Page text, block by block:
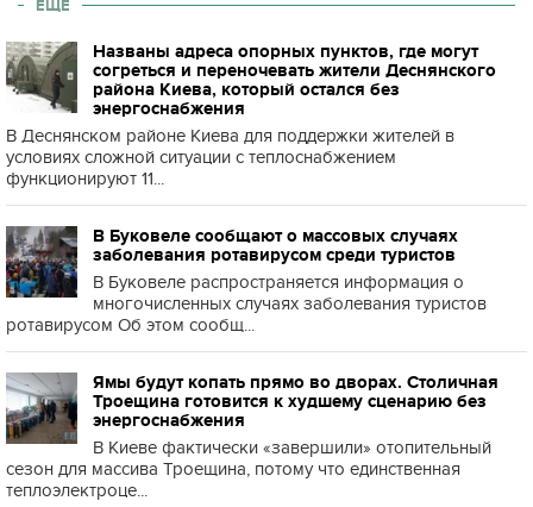
ЕЩЕ
Названы адреса опорных пунктов, где могут
согреться и переночевать жители Деснянского
района Киева, который остался без
энергоснабжения
В Деснянском районе Киева для поддержки жителей в
условиях сложной ситуации с теплоснабжением
функционируют 11...
В Буковеле сообщают о массовых случаях
заболевания ротавирусом среди туристов
В Буковеле распространяется информация о
многочисленных случаях заболевания туристов
ротавирусом Об этом сообщ...
Ямы будут копать прямо во дворах. Столичная
Троещина готовится к худшему сценарию без
энергоснабжения
В Киеве фактически «завершили» отопительный
сезон для массива Троещина, потому что единственная
теплоэлектроце...